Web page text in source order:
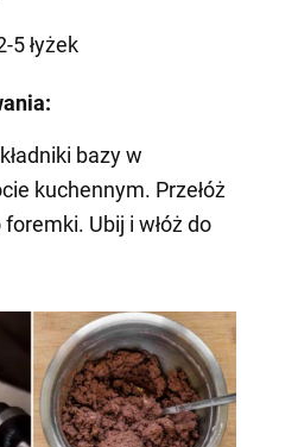
5 łyżek
bazy w
kuchennym. Przełóż
Ubij i włóż do